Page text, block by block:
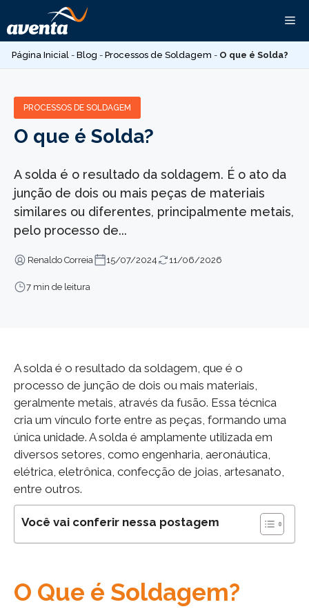
para
o
conteúdo
Página Inicial - Blog - Processos de Soldagem - O que é Solda?
PROCESSOS DE SOLDAGEM
O que é Solda?
A solda é o resultado da soldagem. É o ato da
junção de dois ou mais peças de materiais
similares ou diferentes, principalmente metais,
pelo processo de...
Renaldo Correia 15/07/2024 11/06/2026
7 min de leitura
A solda é o resultado da soldagem, que é o
processo de junção de dois ou mais materiais,
geralmente metais, através da fusão. Essa técnica
cria um vínculo forte entre as peças, formando uma
única unidade. A solda é amplamente utilizada em
diversos setores, como engenharia, aeronáutica,
elétrica, eletrônica, confecção de joias, artesanato,
entre outros.
Você vai conferir nessa postagem
O Que é Soldagem?